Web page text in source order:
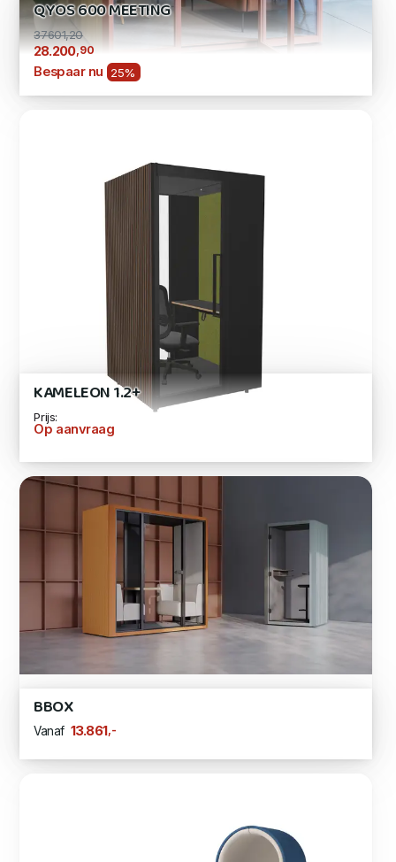
QYOS 600 MEETING
37601,20
28.200,90
Bespaar nu 25%
KAMELEON 1.2+
Prijs:
Op aanvraag
BBOX
Vanaf 13.861 ,-